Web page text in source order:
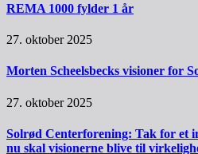
REMA 1000 fylder 1 år
27. oktober 2025
Morten Scheelsbecks visioner for
27. oktober 2025
Solrød Centerforening: Tak for et
nu skal visionerne blive til